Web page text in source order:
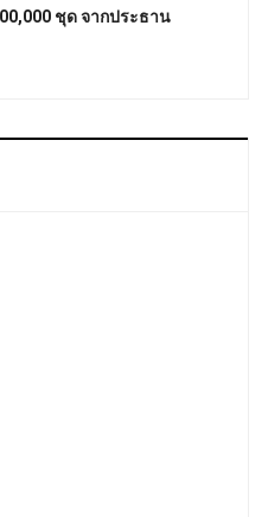
ชุด จากประธาน